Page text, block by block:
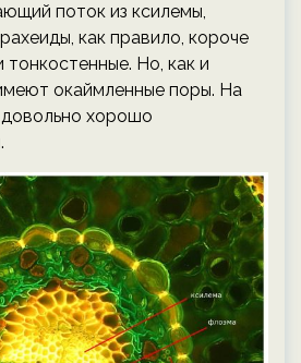
поток из ксилемы,
как правило, короче
тонкостенные. Но, как и
окаймленные поры. На
хорошо